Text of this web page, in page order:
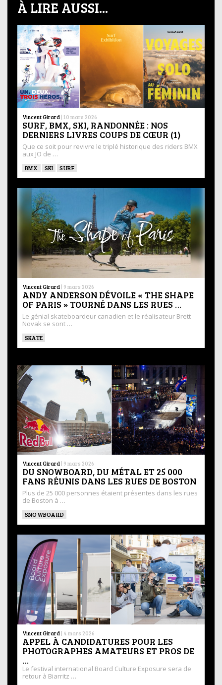
À LIRE AUSSI...
Vincent Girard | 10 mars 2026
SURF, BMX, SKI, RANDONNÉE : NOS
DERNIERS LIVRES COUPS DE CŒUR (1)
Que ce soit pour revivre le triplé historique des riders BMX
aux JO de …
BMX SKI SURF
Vincent Girard | 9 mars 2026
ANDY ANDERSON DÉVOILE « THE SHAPE
OF PARIS » TOURNÉ DANS LES RUES …
Le génial skateboardeur canadien et le réalisateur Brett
Novak se sont …
SKATE
Vincent Girard | 9 mars 2026
DU SNOWBOARD, DU MÉTAL ET 25 000
FANS RÉUNIS DANS LES RUES DE BOSTON
Plus de 25 000 personnes étaient présentes dans les rues
de Boston à …
SNOWBOARD
Vincent Girard | 4 mars 2026
APPEL À CANDIDATURES POUR LES
PHOTOGRAPHES AMATEURS ET PROS DE
…
Le festival international Board Culture Exposure sera de
retour à Biarritz …